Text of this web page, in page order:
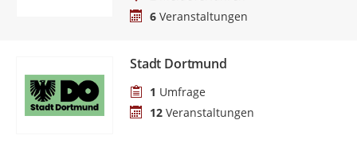
6 Veranstaltungen
Stadt Dortmund
1 Umfrage
12 Veranstaltungen